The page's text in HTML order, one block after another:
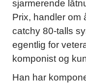
sjarmerende
Prix, handler om
catchy 80-talls
egentlig for
komponist og
Han har